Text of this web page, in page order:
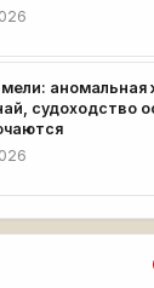
аномальная
судоходство